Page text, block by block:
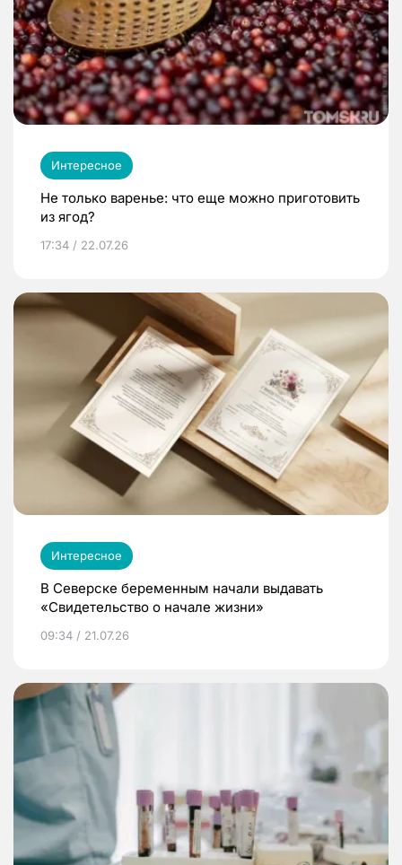
Интересное
Не только варенье: что еще можно приготовить
из ягод?
17:34 / 22.07.26
Интересное
В Северске беременным начали выдавать
«Свидетельство о начале жизни»
09:34 / 21.07.26